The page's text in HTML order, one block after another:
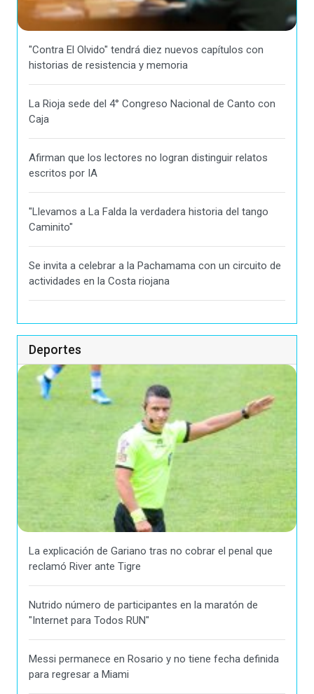
"Contra El Olvido" tendrá diez nuevos capítulos con
historias de resistencia y memoria
La Rioja sede del 4° Congreso Nacional de Canto con
Caja
Afirman que los lectores no logran distinguir relatos
escritos por IA
"Llevamos a La Falda la verdadera historia del tango
Caminito"
Se invita a celebrar a la Pachamama con un circuito de
actividades en la Costa riojana
Deportes
La explicación de Gariano tras no cobrar el penal que
reclamó River ante Tigre
Nutrido número de participantes en la maratón de
"Internet para Todos RUN"
Messi permanece en Rosario y no tiene fecha definida
para regresar a Miami